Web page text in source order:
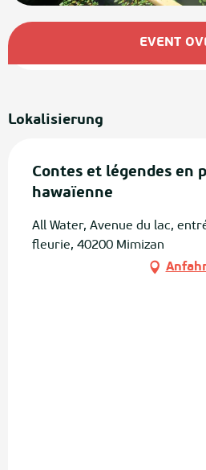
Öffnungszeiten &
EVENT
Lokalisierung
Contes et légendes en
hawaïenne
All Water, Avenue du lac,
fleurie, 40200 Mimizan